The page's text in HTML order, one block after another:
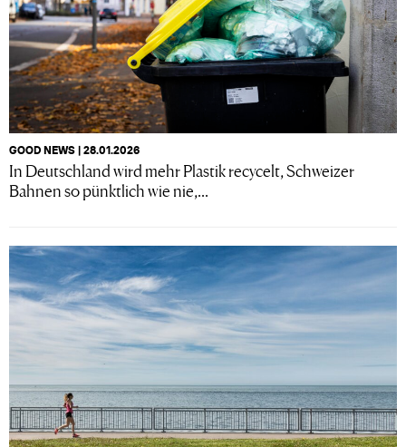
GOOD NEWS | 28.01.2026
In Deutschland wird mehr Plastik recycelt, Schweizer
Bahnen so pünktlich wie nie,...